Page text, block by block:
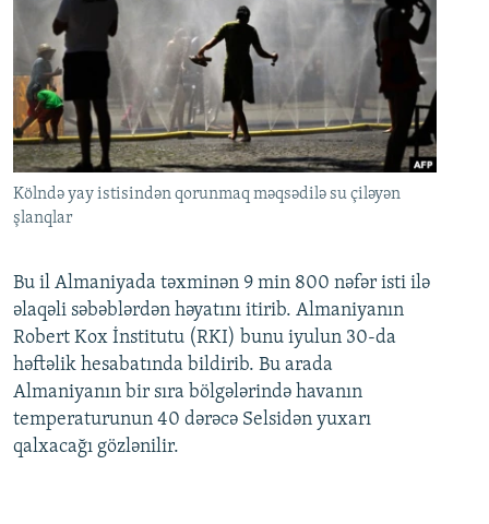
Kölndə yay istisindən qorunmaq məqsədilə su çiləyən
şlanqlar
Bu il Almaniyada təxminən 9 min 800 nəfər isti ilə
əlaqəli səbəblərdən həyatını itirib. Almaniyanın
Robert Kox İnstitutu (RKI) bunu iyulun 30-da
həftəlik hesabatında bildirib. Bu arada
Almaniyanın bir sıra bölgələrində havanın
temperaturunun 40 dərəcə Selsidən yuxarı
qalxacağı gözlənilir.